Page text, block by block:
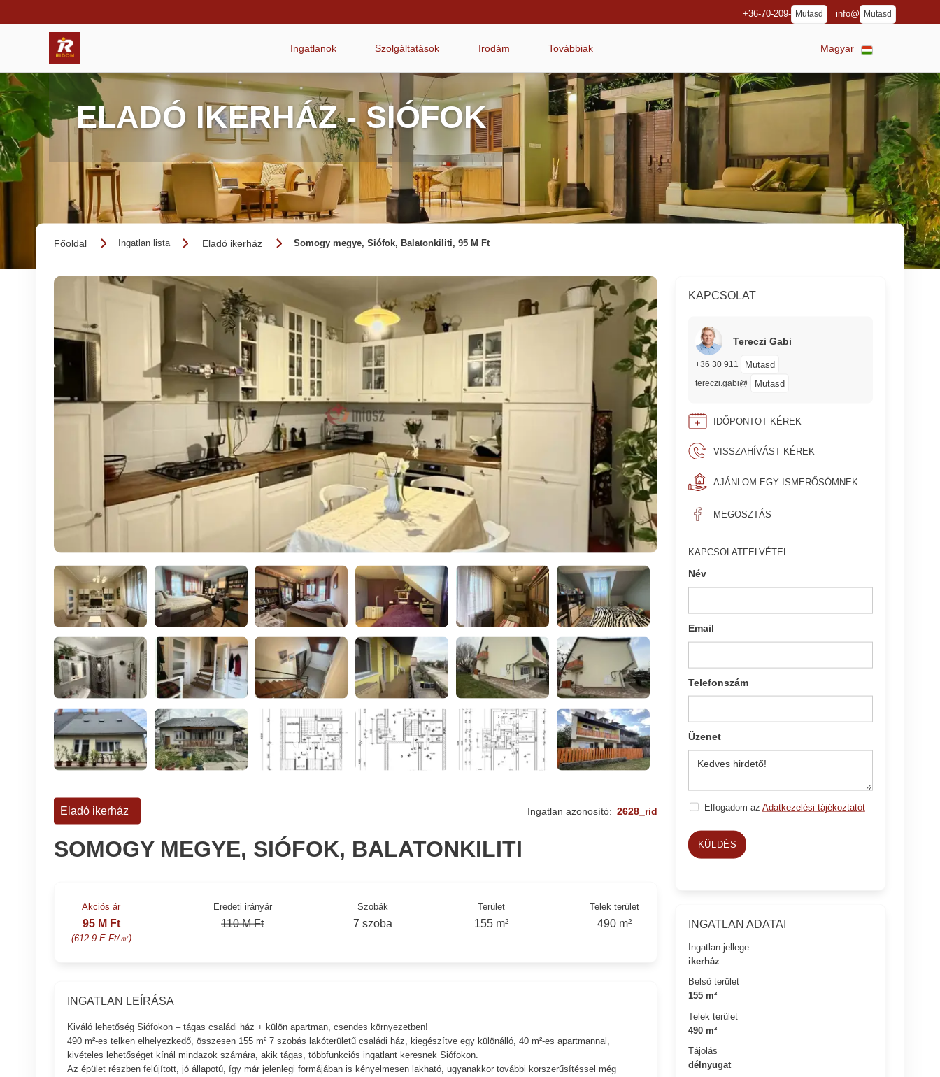
+36-70-209- Mutasd info@ Mutasd
Ingatlanok Szolgáltatások Irodám Továbbiak Magyar
ELADÓ IKERHÁZ - SIÓFOK
Főoldal Ingatlan lista Eladó ikerház Somogy megye, Siófok, Balatonkiliti, 95 M Ft
KAPCSOLAT
Tereczi Gabi
+36 30 911 Mutasd
tereczi.gabi@ Mutasd
IDŐPONTOT KÉREK
VISSZAHÍVÁST KÉREK
AJÁNLOM EGY ISMERŐSÖMNEK
MEGOSZTÁS
KAPCSOLATFELVÉTEL
Név
Email
Telefonszám
Üzenet
Elfogadom az Adatkezelési tájékoztatót
KÜLDÉS
INGATLAN ADATAI
Ingatlan jellege
ikerház
Belső terület
155 m²
Telek terület
490 m²
Tájolás
délnyugat
Eladó ikerház Ingatlan azonosító: 2628_rid
SOMOGY MEGYE, SIÓFOK, BALATONKILITI
Akciós ár
95 M Ft
(612.9 E Ft/㎡)
Eredeti irányár
110 M Ft
Szobák
7 szoba
Terület
155 m²
Telek terület
490 m²
INGATLAN LEÍRÁSA
Kiváló lehetőség Siófokon – tágas családi ház + külön apartman, csendes környezetben!
490 m²-es telken elhelyezkedő, összesen 155 m² 7 szobás lakóterületű családi ház, kiegészítve egy különálló, 40 m²-es apartmannal,
kivételes lehetőséget kínál mindazok számára, akik tágas, többfunkciós ingatlant keresnek Siófokon.
Az épület részben felújított, jó állapotú, így már jelenlegi formájában is kényelmesen lakható, ugyanakkor további korszerűsítéssel még